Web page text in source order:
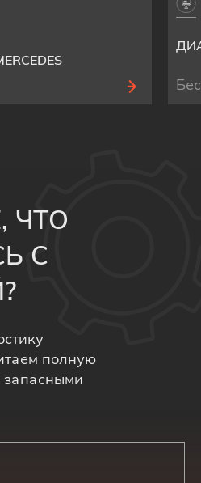
ЧТО
С
полную
запасными